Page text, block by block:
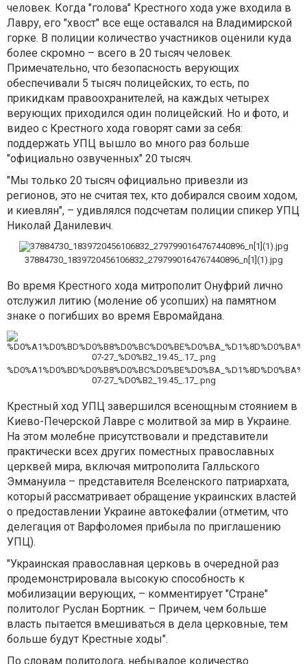
человек. Когда "голова" Крестного хода уже входила в
Лавру, его "хвост" все еще оставался на Владимирской
горке. В полиции количество участников оценили куда
более скромно – всего в 20 тысяч человек.
Примечательно, что безопасность верующих
обеспечивали 5 тысяч полицейских, то есть, по
прикидкам правоохранителей, на каждых четырех
верующих приходился один полицейский. Но и фото, и
видео с Крестного хода говорят сами за себя:
поддержать УПЦ вышло во много раз больше
"официально озвученных" 20 тысяч.
"Мы только 20 тысяч официально привезли из
регионов, это не считая тех, кто добирался своим ходом,
и киевлян", – удивлялся подсчетам полиции спикер УПЦ
Николай Данилевич.
37884730_1839720456106832_2797990164767440896_n[1](1).jpg
Во время Крестного хода митрополит Онуфрий лично
отслужил литию (моление об усопших) на памятном
знаке о погибших во время Евромайдана.
07-27_%D0%B2_19.45_.17_.png
Крестный ход УПЦ завершился всенощным стоянием в
Киево-Печерской Лавре с молитвой за мир в Украине.
На этом молебне присутствовали и представители
практически всех других поместных православных
церквей мира, включая митрополита Галльского
Эммануила – представителя Вселенского патриархата,
который рассматривает обращение украинских властей
о предоставлении Украине автокефалии (отметим, что
делегация от Варфоломея прибыла по приглашению
УПЦ).
"Украинская православная церковь в очередной раз
продемонстрировала высокую способность к
мобилизации верующих, – комментирует "Стране"
политолог Руслан Бортник. – Причем, чем больше
власть пытается вмешиваться в дела церковные, тем
больше будут Крестные ходы".
По словам политолога, небывалое количество